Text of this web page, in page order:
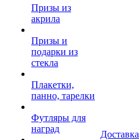
Призы из
акрила
Призы и
подарки из
стекла
Плакетки,
панно, тарелки
Футляры для
наград
Доставка